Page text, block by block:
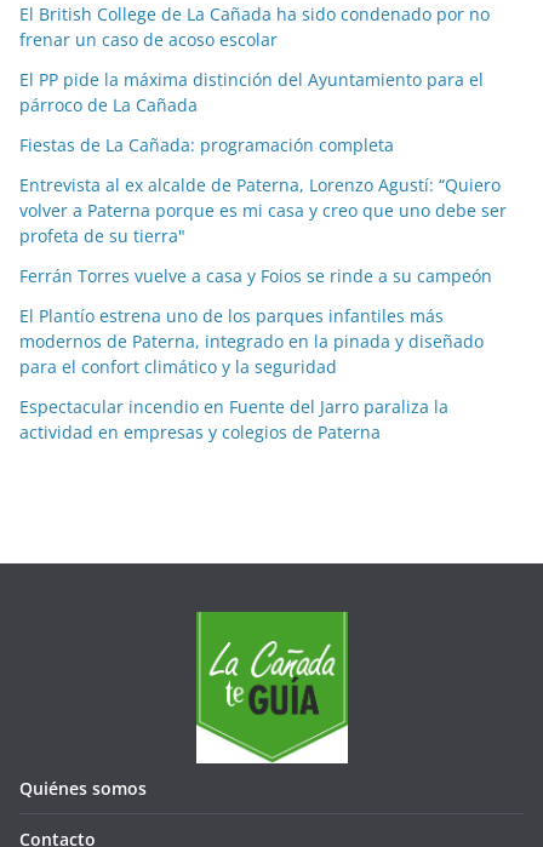
i
a
s
p
o
r
m
e
s
s
El British College de La Cañada ha sido condenado por no
frenar un caso de acoso escolar
El PP pide la máxima distinción del Ayuntamiento para el
párroco de La Cañada
Fiestas de La Cañada: programación completa
Entrevista al ex alcalde de Paterna, Lorenzo Agustí: “Quiero
volver a Paterna porque es mi casa y creo que uno debe ser
profeta de su tierra"
Ferrán Torres vuelve a casa y Foios se rinde a su campeón
El Plantío estrena uno de los parques infantiles más
modernos de Paterna, integrado en la pinada y diseñado
para el confort climático y la seguridad
Espectacular incendio en Fuente del Jarro paraliza la
actividad en empresas y colegios de Paterna
Quiénes somos
Contacto